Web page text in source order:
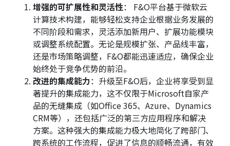
增强的可扩展性和灵活性： F&O平台基于微软云
计算技术构建，能够轻松支持企业根据业务发展的
不同阶段和需求，灵活添加新用户、扩展功能模块
或调整系统配置。无论是规模扩张、产品线丰富，
还是市场策略调整，F&O都能迅速适应，确保企业
始终处于竞争优势的前沿。
改进的集成能力：升级至F&O后，企业将享受到显
著提升的集成能力，这不仅限于Microsoft自家产
品的无缝集成（如Office 365、Azure、Dynamics
CRM等），还包括广泛的第三方应用程序和解决
方案。这种强大的集成能力极大地简化了跨部门、
跨系统的工作流程，促进了信息的顺畅流通，有效